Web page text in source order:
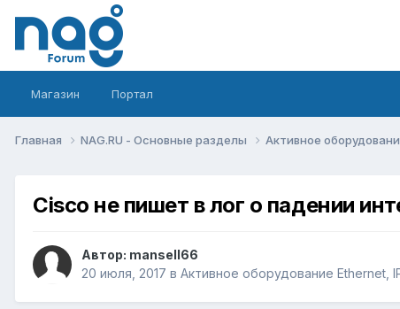
Магазин Портал
Главная NAG.RU - Основные разделы Активное
Cisco не пишет в лог о падении
Автор: mansell66
20 июля, 2017 в Активное оборудование Ethernet,